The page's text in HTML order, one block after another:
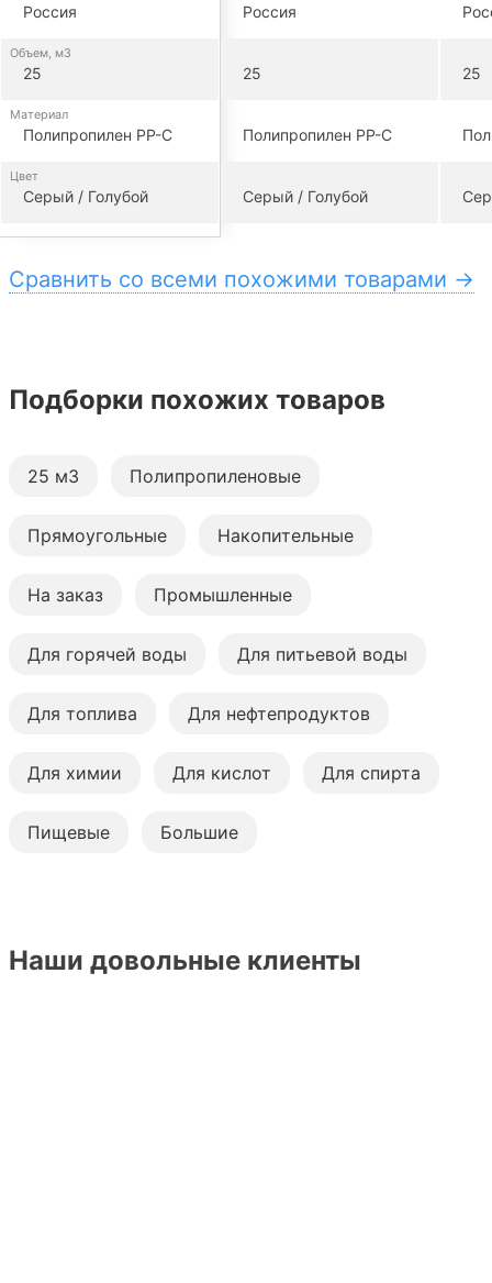
Россия
Объем, м3
25
Материал
Полипропилен PP-C
Цвет
Серый / Голубой
Россия
25
Полипропилен PP-C
Серый / Голубой
25
Сравнить со всеми похожими товарами →
Подборки похожих товаров
25 м3 Полипропиленовые
Прямоугольные Накопительные
На заказ Промышленные
Для горячей воды Для питьевой воды
Для топлива Для нефтепродуктов
Для химии Для кислот Для спирта
Пищевые Большие
Наши довольные клиенты